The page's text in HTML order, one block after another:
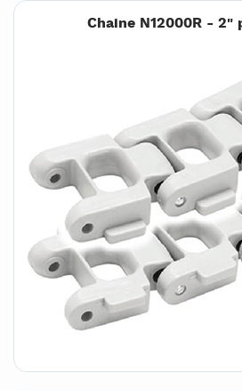
Chaine N12000R - 2"